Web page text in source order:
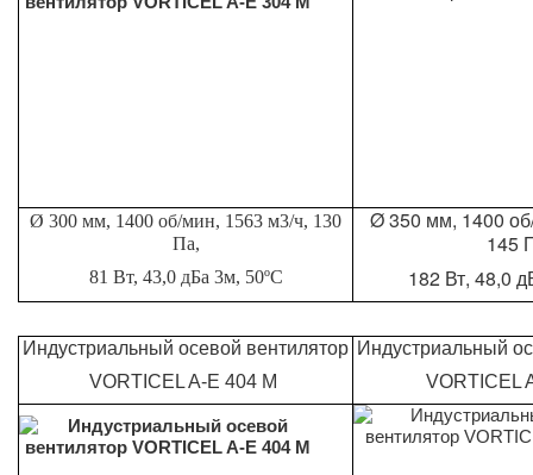
Ø 300 мм, 1400 об/мин, 1563 м3/ч, 130
Па,
81 Вт, 43,0 дБа 3м, 50ºС
Ø 350 мм, 1400
145
182 Вт, 48,0
Индустриальный осевой вентилятор
VORTICEL A-E 404 M
Индустриальный
VORTICEL